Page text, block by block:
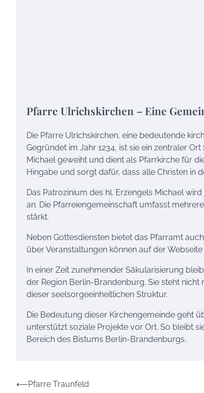
Pfarre Ulrichskirchen – Eine
Die Pfarre Ulrichskirchen, eine bedeutende
Gegründet im Jahr 1234, ist sie ein zentraler
Michael geweiht und dient als Pfarrkirche für
Hingabe und sorgt dafür, dass alle Christen in
Das Patrozinium des hl. Erzengels Michael
an. Die Pfarreiengemeinschaft umfasst
stärkt.
Neben Gottesdiensten bietet das Pfarramt
über Veranstaltungen können auf der
In einer Zeit zunehmender Säkularisierung
der Region Berlin-Brandenburg. Sie steht
dieser seelsorgeeinheitlichen Struktur.
Die Bedeutung dieser Kirchengemeinde geht
unterstützt soziale Projekte vor Ort. So bleibt
Bereich des Bistums Berlin-Brandenburgs.
Beitrags-
⟵Pfarre Traunfeld